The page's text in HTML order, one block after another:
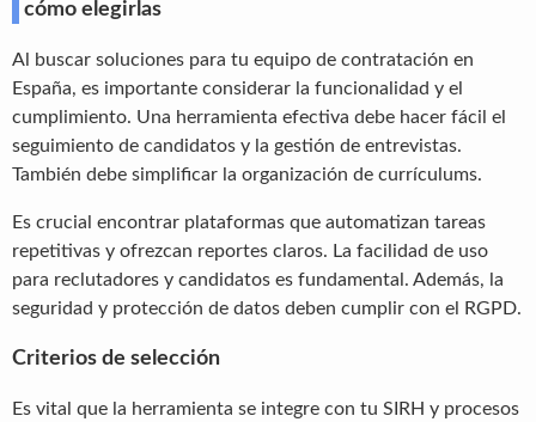
cómo elegirlas
Al buscar soluciones para tu equipo de contratación en
España, es importante considerar la funcionalidad y el
cumplimiento. Una herramienta efectiva debe hacer fácil el
seguimiento de candidatos y la gestión de entrevistas.
También debe simplificar la organización de currículums.
Es crucial encontrar plataformas que automatizan tareas
repetitivas y ofrezcan reportes claros. La facilidad de uso
para reclutadores y candidatos es fundamental. Además, la
seguridad y protección de datos deben cumplir con el RGPD.
Criterios de selección
Es vital que la herramienta se integre con tu SIRH y procesos